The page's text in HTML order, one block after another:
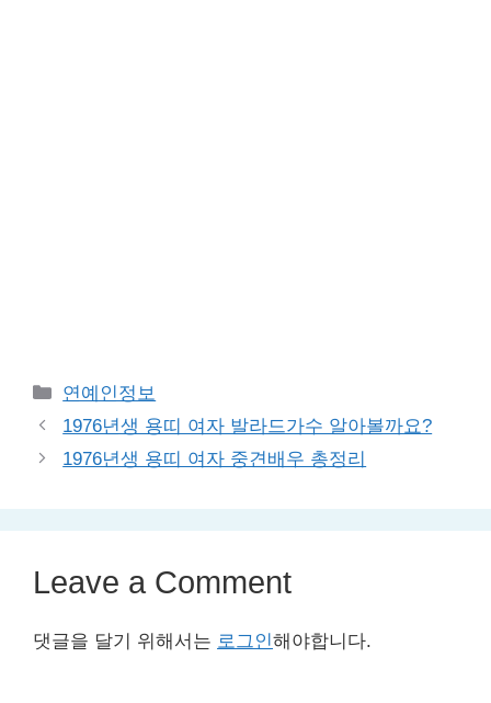
Categories
연예인정보
1976년생 용띠 여자 발라드가수 알아볼까요?
1976년생 용띠 여자 중견배우 총정리
Leave a Comment
댓글을 달기 위해서는 로그인해야합니다.